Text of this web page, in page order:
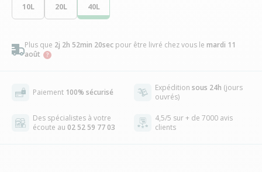
10L 20L 40L
Plus que 2j 2h 52min 20sec pour être livré chez vous le mardi 11
août
Paiement 100% sécurisé Expédition sous 24h (jours
ouvrés)
Des spécialistes à votre
écoute au 02 52 59 77 03
4,5/5 sur + de 7000 avis
clients